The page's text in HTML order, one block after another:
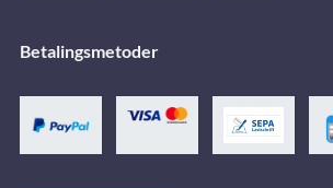
Betalingsmetoder